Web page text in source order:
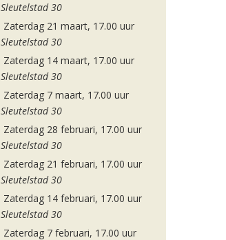
Sleutelstad 30
Zaterdag 21 maart, 17.00 uur
Sleutelstad 30
Zaterdag 14 maart, 17.00 uur
Sleutelstad 30
Zaterdag 7 maart, 17.00 uur
Sleutelstad 30
Zaterdag 28 februari, 17.00 uur
Sleutelstad 30
Zaterdag 21 februari, 17.00 uur
Sleutelstad 30
Zaterdag 14 februari, 17.00 uur
Sleutelstad 30
Zaterdag 7 februari, 17.00 uur